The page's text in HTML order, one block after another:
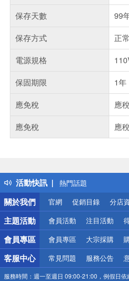
保存天數
99
保存方式
正
電源規格
保固期限
1年
應免稅
應稅
應免稅
應稅
活動快訊
得獎公告
熱門話題
銀行優惠
偏遠地區配送
詐騙網頁！請小心！
關於我們
官網 促銷目錄 分店
主題活動 會員活動 注目活動
會員專區 會員專區 大宗採購
客服中心 常見問題 服務公告
服務時間： 週一至週日 09:00-21:00，例假日依